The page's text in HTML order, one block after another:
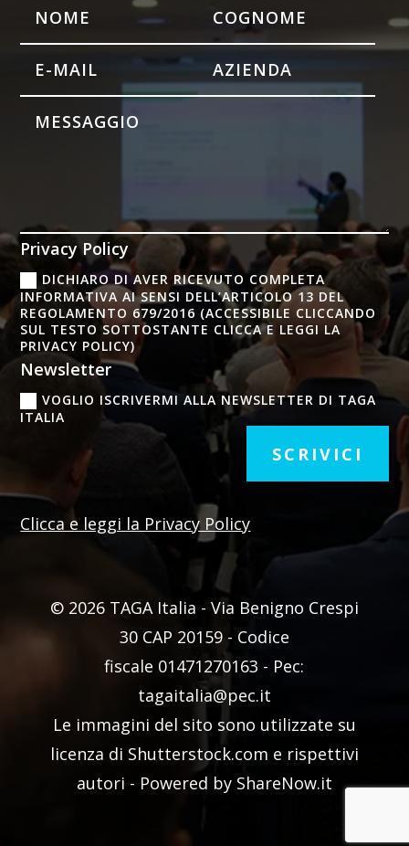
Privacy Policy
DICHIARO DI AVER RICEVUTO COMPLETA
INFORMATIVA AI SENSI DELL’ARTICOLO 13 DEL
REGOLAMENTO 679/2016 (ACCESSIBILE CLICCANDO
SUL TESTO SOTTOSTANTE CLICCA E LEGGI LA
PRIVACY POLICY)
Newsletter
VOGLIO ISCRIVERMI ALLA NEWSLETTER DI TAGA
ITALIA
SCRIVICI
Clicca e leggi la Privacy Policy
© 2026 TAGA Italia - Via Benigno Crespi
30 CAP 20159 - Codice
fiscale 01471270163 - Pec:
tagaitalia@pec.it
Le immagini del sito sono utilizzate su
licenza di Shutterstock.com e rispettivi
autori - Powered by ShareNow.it